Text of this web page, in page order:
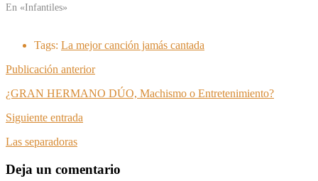
En «Infantiles»
Tags: La mejor canción jamás cantada
Publicación anterior
¿GRAN HERMANO DÚO, Machismo o Entretenimiento?
Siguiente entrada
Las separadoras
Deja un comentario